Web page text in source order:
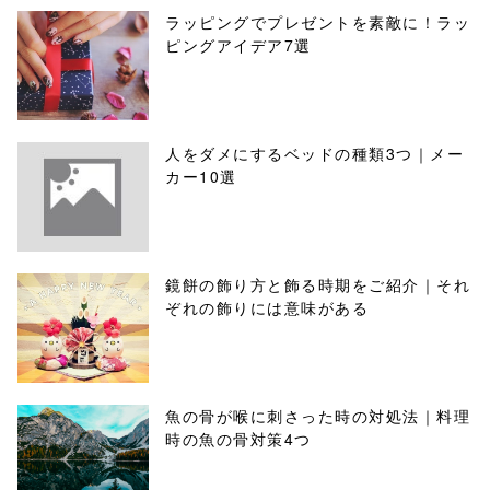
ラッピングでプレゼントを素敵に！ラッ
ピングアイデア7選
人をダメにするベッドの種類3つ｜メー
カー10選
鏡餅の飾り方と飾る時期をご紹介｜それ
ぞれの飾りには意味がある
魚の骨が喉に刺さった時の対処法｜料理
時の魚の骨対策4つ